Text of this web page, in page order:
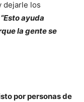
dejarle los
“Esto ayuda
la gente se
por personas de